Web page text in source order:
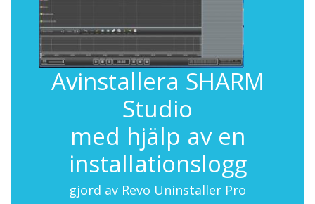
Avinstallera SHARM
Studio
med hjälp av en
installationslogg
gjord av Revo Uninstaller Pro